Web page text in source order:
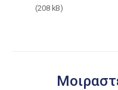
(208 kB)